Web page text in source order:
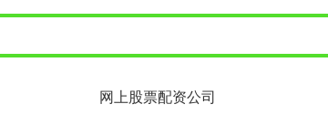
网上股票配资公司